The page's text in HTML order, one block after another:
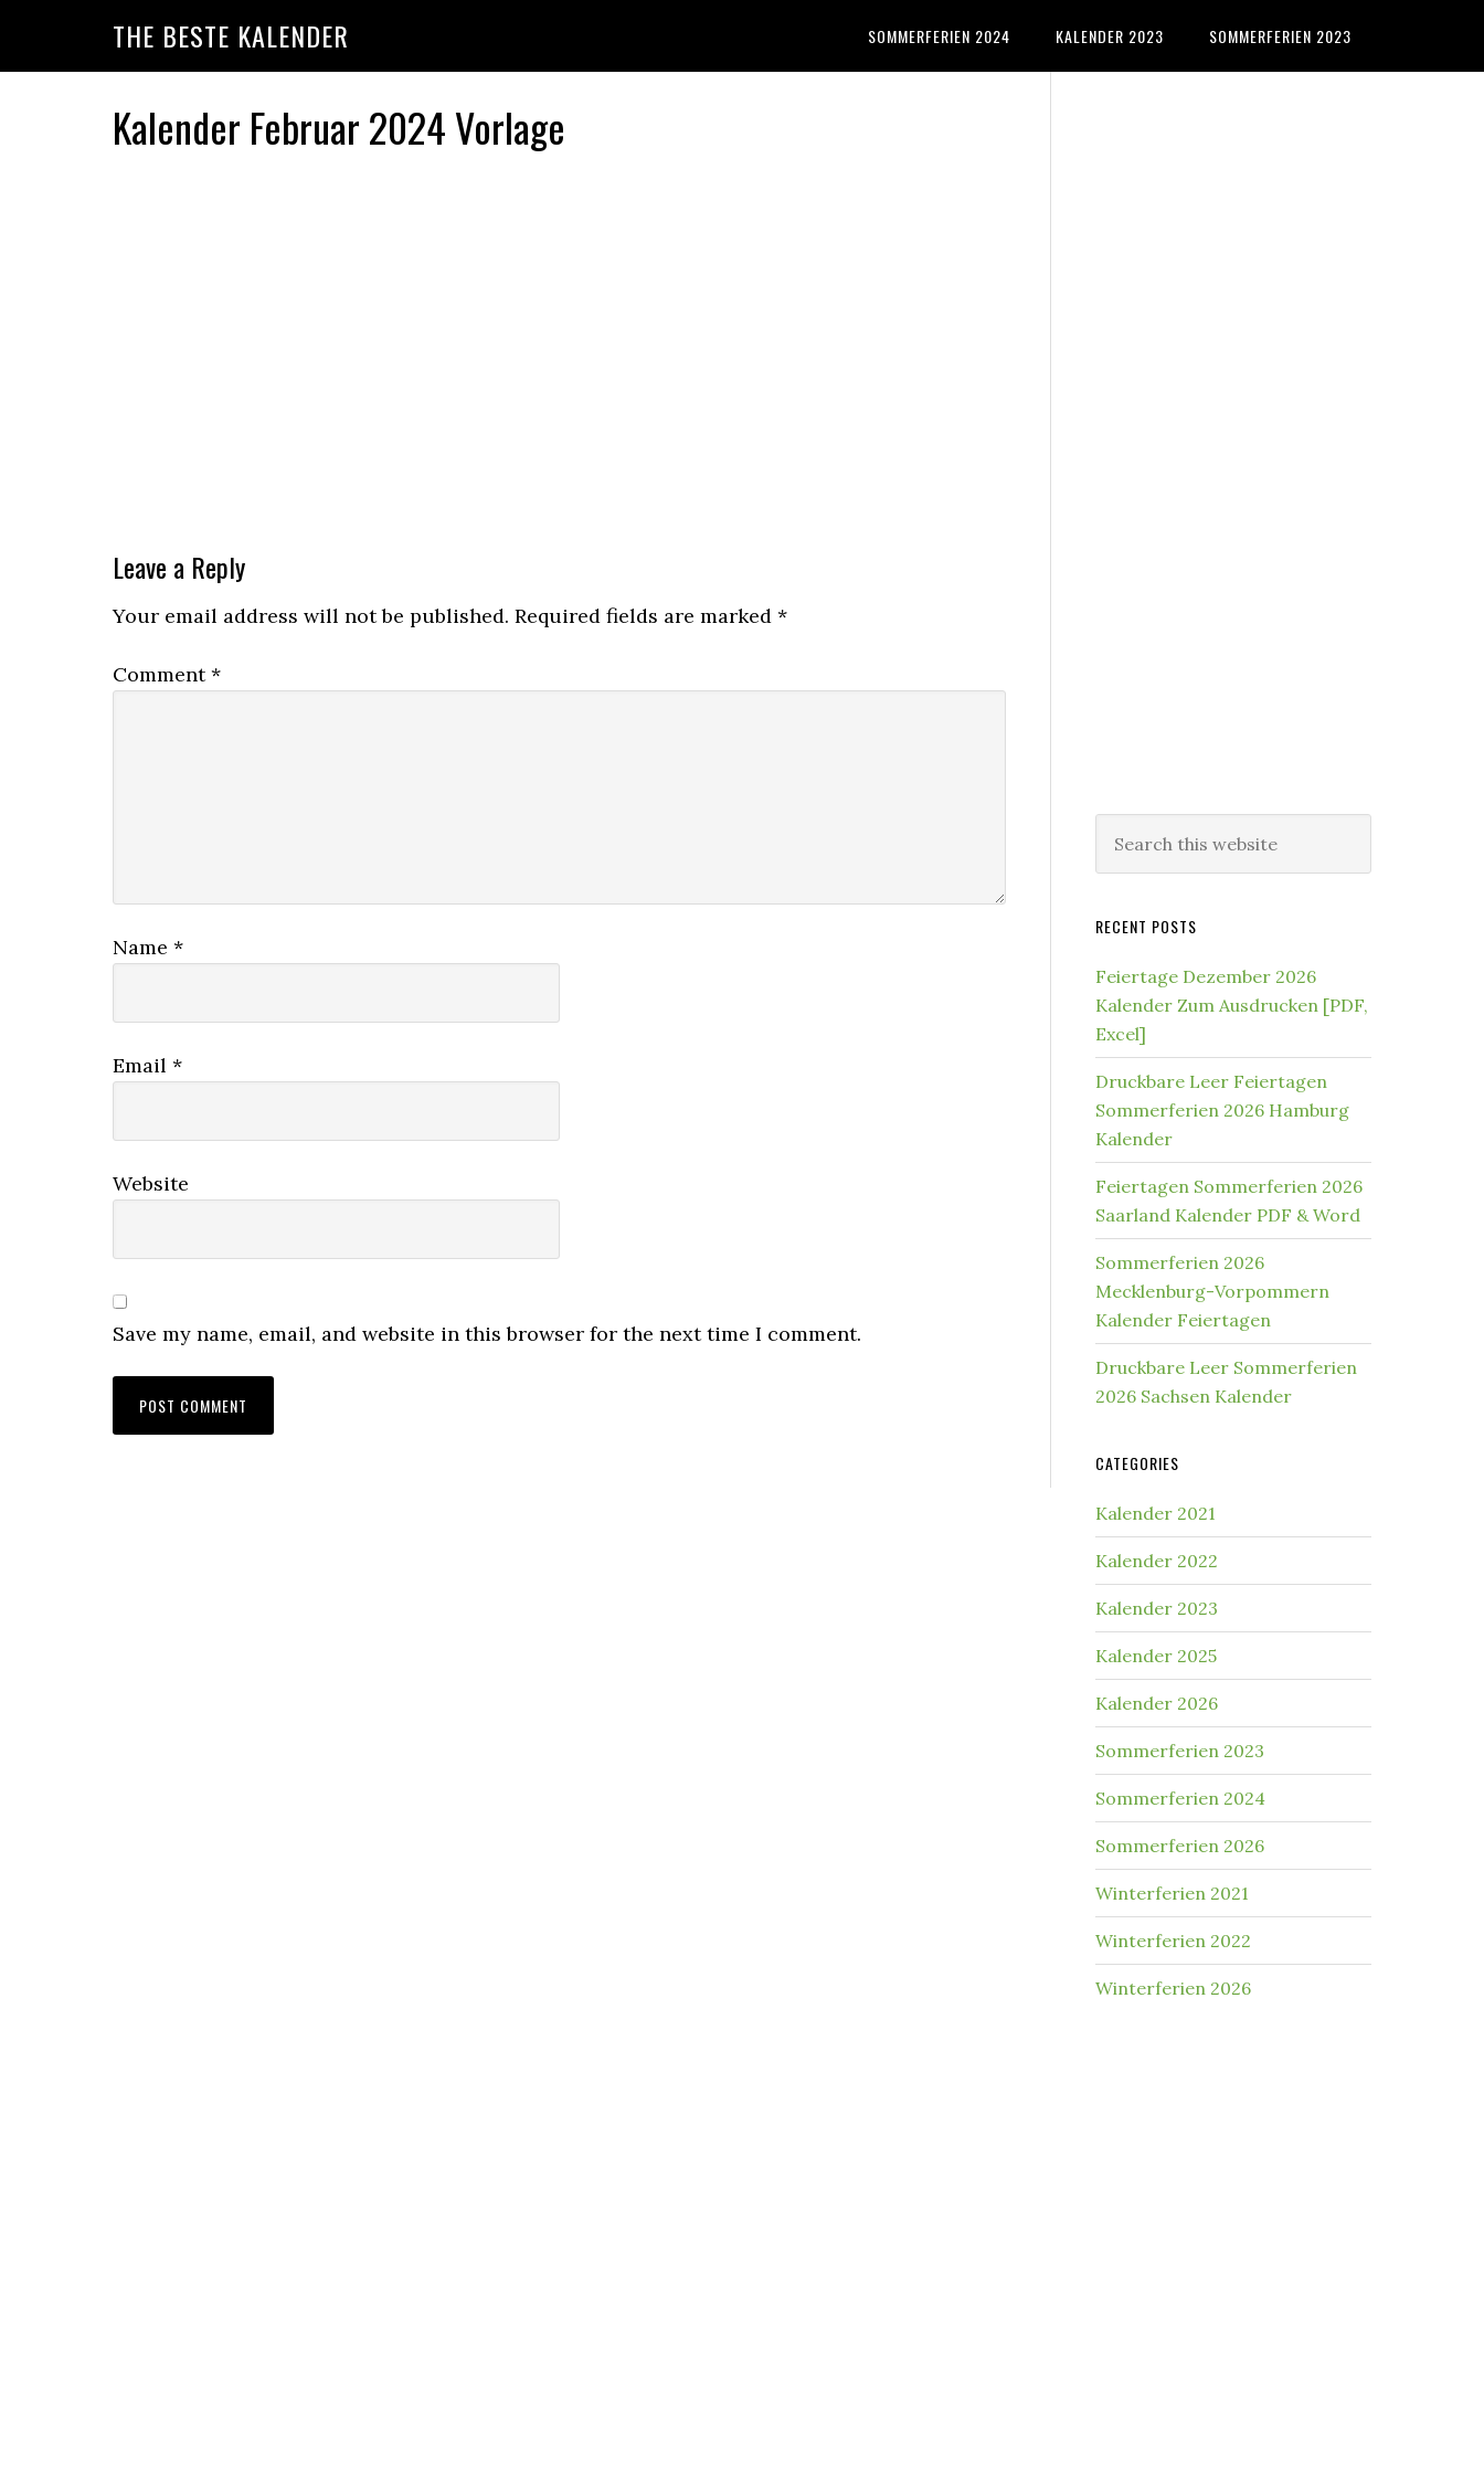
THE BESTE KALENDER SOMMERFERIEN 2024 KALENDER 2023 SOMMERFERIEN 2023
Kalender Februar 2024 Vorlage
Reader
Interactions
Leave a Reply
Your email address will not be published. Required fields are marked *
Comment*
Name *
Email *
Website
Save my name, email, and website in this browser for the next time I comment.
this
RECENT POSTS
Feiertage Dezember 2026
Kalender Zum Ausdrucken [PDF,
Excel]
Druckbare Leer Feiertagen
Sommerferien 2026 Hamburg
Kalender
Feiertagen Sommerferien 2026
Saarland Kalender PDF & Word
Sommerferien 2026
Mecklenburg-Vorpommern
Kalender Feiertagen
Druckbare Leer Sommerferien
2026 Sachsen Kalender
CATEGORIES
Kalender 2021
Kalender 2022
Kalender 2023
Kalender 2025
Kalender 2026
Sommerferien 2023
Sommerferien 2024
Sommerferien 2026
Winterferien 2021
Winterferien 2022
Winterferien 2026